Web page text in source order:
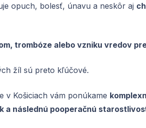
opuch, bolesť, únavu a neskôr aj
trombóze alebo vzniku vredov
žíl sú preto kľúčové.
v Košiciach vám ponúkame
a následnú pooperačnú